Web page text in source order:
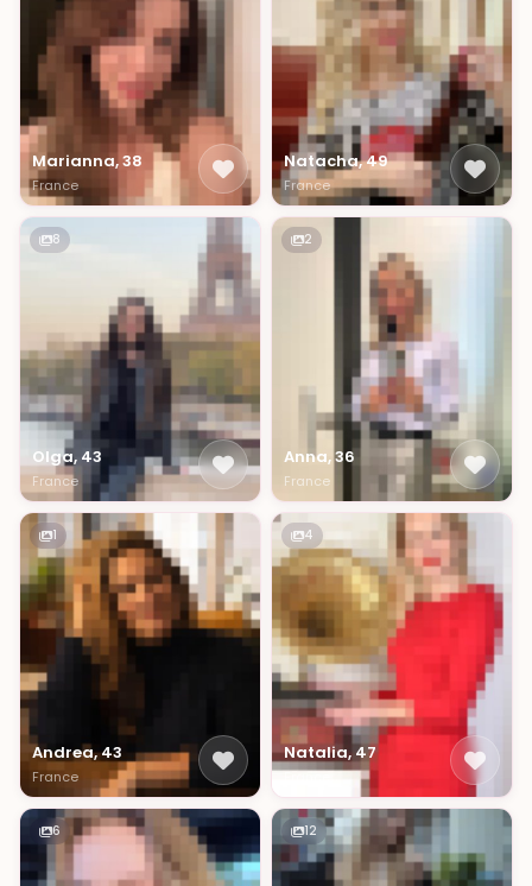
Marianna, 38
France
Natacha, 49
France
8
Olga, 43
France
2
Anna, 36
France
1
Andrea, 43
France
4
Natalia, 47
France
6 12